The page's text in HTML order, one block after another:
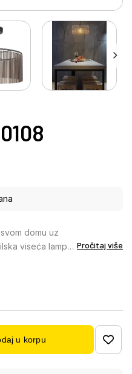
domu uz
viseća lampa
akrilnim šipkama.
dnevne i
lampa vam
Pročitaj više
u korpu